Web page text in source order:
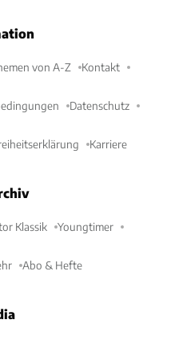
von A-Z Kontakt
Datenschutz
Karriere
Klassik Youngtimer
Abo & Hefte